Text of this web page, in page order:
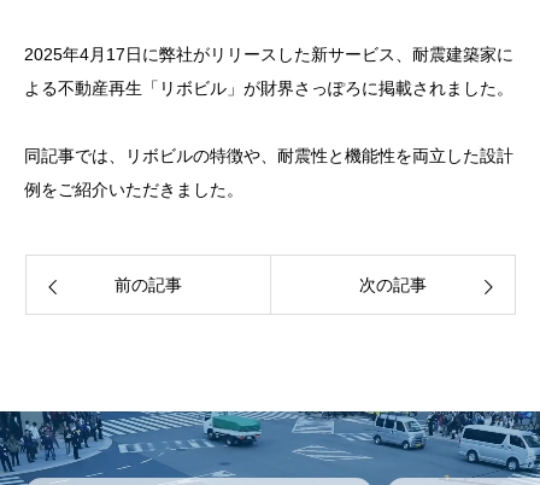
2025年4月17日に弊社がリリースした新サービス、耐震建築家に
よる不動産再生「リボビル」が財界さっぽろに掲載されました。
同記事では、リボビルの特徴や、耐震性と機能性を両立した設計
例をご紹介いただきました。
前の記事 次の記事